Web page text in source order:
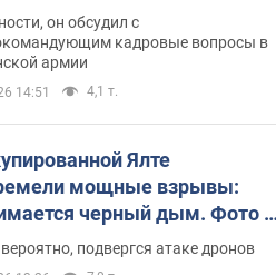
Драпатого и объявил о
мерах
он обсудил с
кадровые вопросы в
армии
14:51 4,1 т.
Ялте
мощные взрывы:
черный дым. Фото и
подвергся атаке дронов